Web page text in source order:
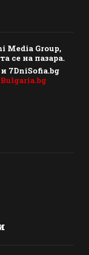
Media Group,
се на пазара.
7DniSofia.bg